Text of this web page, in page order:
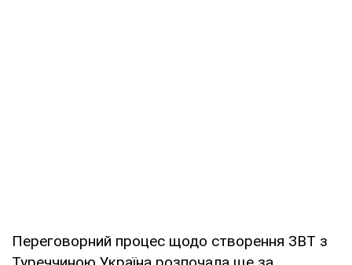
Переговорний процес щодо створення ЗВТ з